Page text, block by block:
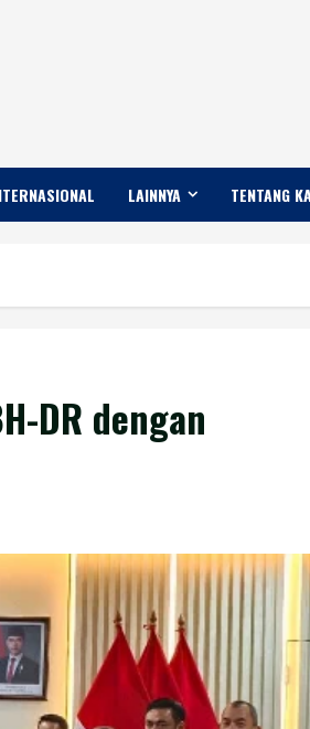
LAINNYA TENTANG
DR dengan